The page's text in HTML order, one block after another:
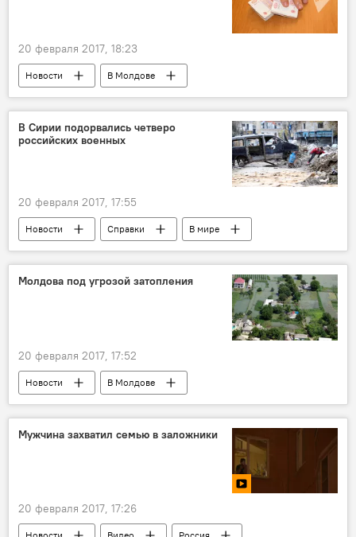
20 февраля 2017, 18:23
Новости
В Молдове
Республика Молдова
налог
декларация о доходе
В Сирии подорвались четверо
российских военных
20 февраля 2017, 17:55
Новости Справки
В мире
Общество
Сирия
Молдова под угрозой затопления
20 февраля 2017, 17:52
Новости
В Молдове
Происшествия
Общество
Происшествия
Общество
Мужчина захватил семью в заложники
20 февраля 2017, 17:26